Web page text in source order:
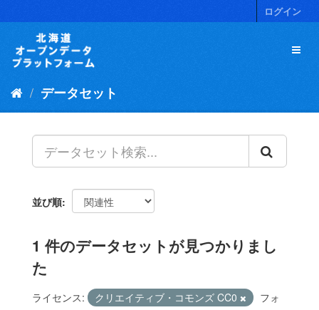
キ
ログイン
データセット
並び順
1 件のデータセットが見つかりまし
た
ライセンス: クリエイティブ・コモンズ CC0
フォ